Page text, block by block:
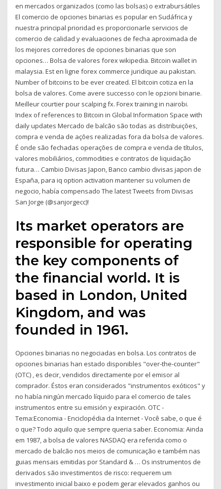
en mercados organizados (como las bolsas) o extrabursátiles
El comercio de opciones binarias es popular en Sudáfrica y
nuestra principal prioridad es proporcionarle servicios de
comercio de calidad y evaluaciones de fecha aproximada de
los mejores corredores de opciones binarias que son
opciones… Bolsa de valores forex wikipedia. Bitcoin wallet in
malaysia. Est en ligne forex commerce juridique au pakistan.
Number of bitcoins to be ever created. El bitcoin cotiza en la
bolsa de valores. Come avere successo con le opzioni binarie.
Meilleur courtier pour scalping fx. Forex training in nairobi.
Index of references to Bitcoin in Global Information Space with
daily updates Mercado de balcão são todas as distribuições,
compra e venda de ações realizadas fora da bolsa de valores.
É onde são fechadas operações de compra e venda de títulos,
valores mobiliários, commodities e contratos de liquidação
futura… Cambio Divisas Japon, Banco cambio divisas japon de
España, para iq option activation mantener su volumen de
negocio, había compensado The latest Tweets from Divisas
San Jorge (@sanjorgecc)!
Its market operators are
responsible for operating
the key components of
the financial world. It is
based in London, United
Kingdom, and was
founded in 1961.
Opciones binarias no negociadas en bolsa. Los contratos de
opciones binarias han estado disponibles "over-the-counter"
(OTC) , es decir, vendidos directamente por el emisor al
comprador. Éstos eran considerados "instrumentos exóticos" y
no había ningún mercado líquido para el comercio de tales
instrumentos entre su emisión y expiración. OTC -
Tema:Economia - Enciclopédia da Internet - Você sabe, o que é
o que? Todo aquilo que sempre queria saber. Economia: Ainda
em 1987, a bolsa de valores NASDAQ era referida como o
mercado de balcão nos meios de comunicação e também nas
guias mensais emitidas por Standard & … Os instrumentos de
derivados são investimentos de risco: requerem um
investimento inicial baixo e podem gerar elevados ganhos ou